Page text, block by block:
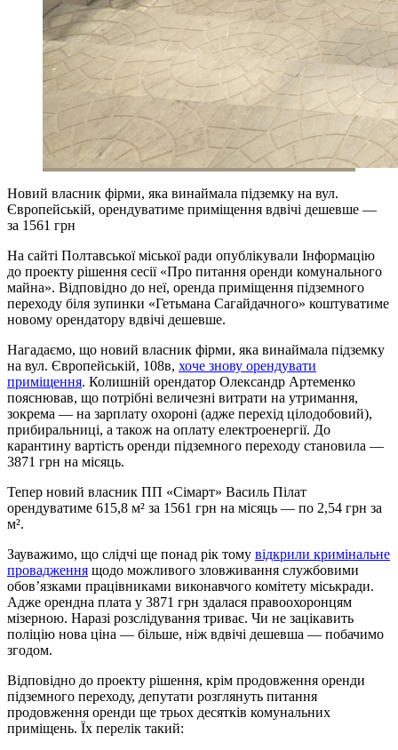
Новий власник фірми, яка винаймала підземку на вул.
Європейській, орендуватиме приміщення вдвічі дешевше —
за 1561 грн
На сайті Полтавської міської ради опублікували Інформацію
до проекту рішення сесії «Про питання оренди комунального
майна». Відповідно до неї, оренда приміщення підземного
переходу біля зупинки «Гетьмана Сагайдачного» коштуватиме
новому орендатору вдвічі дешевше.
Нагадаємо, що новий власник фірми, яка винаймала підземку
на вул. Європейській, 108в, хоче знову орендувати
приміщення. Колишній орендатор Олександр Артеменко
пояснював, що потрібні величезні витрати на утримання,
зокрема — на зарплату охороні (адже перехід цілодобовий),
прибиральниці, а також на оплату електроенергії. До
карантину вартість оренди підземного переходу становила —
3871 грн на місяць.
Тепер новий власник ПП «Сімарт» Василь Пілат
орендуватиме 615,8 м² за 1561 грн на місяць — по 2,54 грн за
м².
Зауважимо, що слідчі ще понад рік тому відкрили кримінальне
провадження щодо можливого зловживання службовими
обов’язками працівниками виконавчого комітету міськради.
Адже орендна плата у 3871 грн здалася правоохоронцям
мізерною. Наразі розслідування триває. Чи не зацікавить
поліцію нова ціна — більше, ніж вдвічі дешевша — побачимо
згодом.
Відповідно до проекту рішення, крім продовження оренди
підземного переходу, депутати розглянуть питання
продовження оренди ще трьох десятків комунальних
приміщень. Їх перелік такий: